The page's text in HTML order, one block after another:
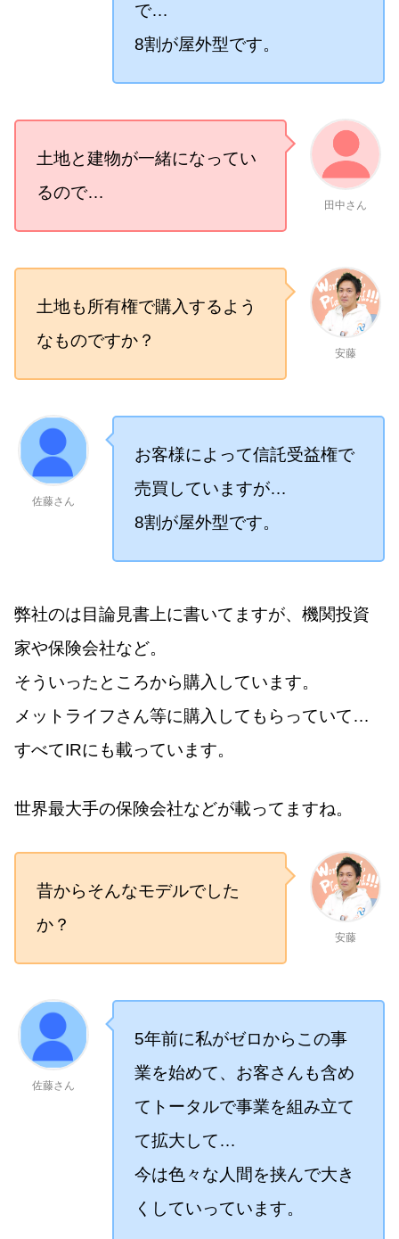
で…
8割が屋外型です。
田中さん
土地と建物が一緒になってい
るので…
安藤
土地も所有権で購入するよう
なものですか？
佐藤さん
お客様によって信託受益権で
売買していますが…
8割が屋外型です。
弊社のは目論見書上に書いてますが、機関投資
家や保険会社など。
そういったところから購入しています。
メットライフさん等に購入してもらっていて…
すべてIRにも載っています。
世界最大手の保険会社などが載ってますね。
安藤
昔からそんなモデルでした
か？
佐藤さん
5年前に私がゼロからこの事
業を始めて、お客さんも含め
てトータルで事業を組み立て
て拡大して…
今は色々な人間を挟んで大き
くしていっています。